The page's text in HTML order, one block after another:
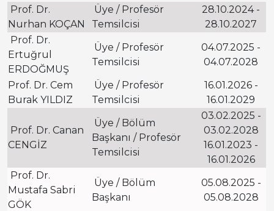
Prof. Dr.
Nurhan KOÇAN
Üye / Profesör
Temsilcisi
28.10.2024 -
28.10.2027
Prof. Dr.
Ertuğrul
ERDOĞMUŞ
Üye / Profesör
Temsilcisi
04.07.2025 -
04.07.2028
Prof. Dr. Cem
Burak YILDIZ
Üye / Profesör
Temsilcisi
16.01.2026 -
16.01.2029
Prof. Dr. Canan
CENGİZ
Üye / Bölüm
Başkanı / Profesör
Temsilcisi
03.02.2025 -
03.02.2028
16.01.2023 -
16.01.2026
Prof. Dr.
Mustafa Sabri
GÖK
Üye / Bölüm
Başkanı
05.08.2025 -
05.08.2028